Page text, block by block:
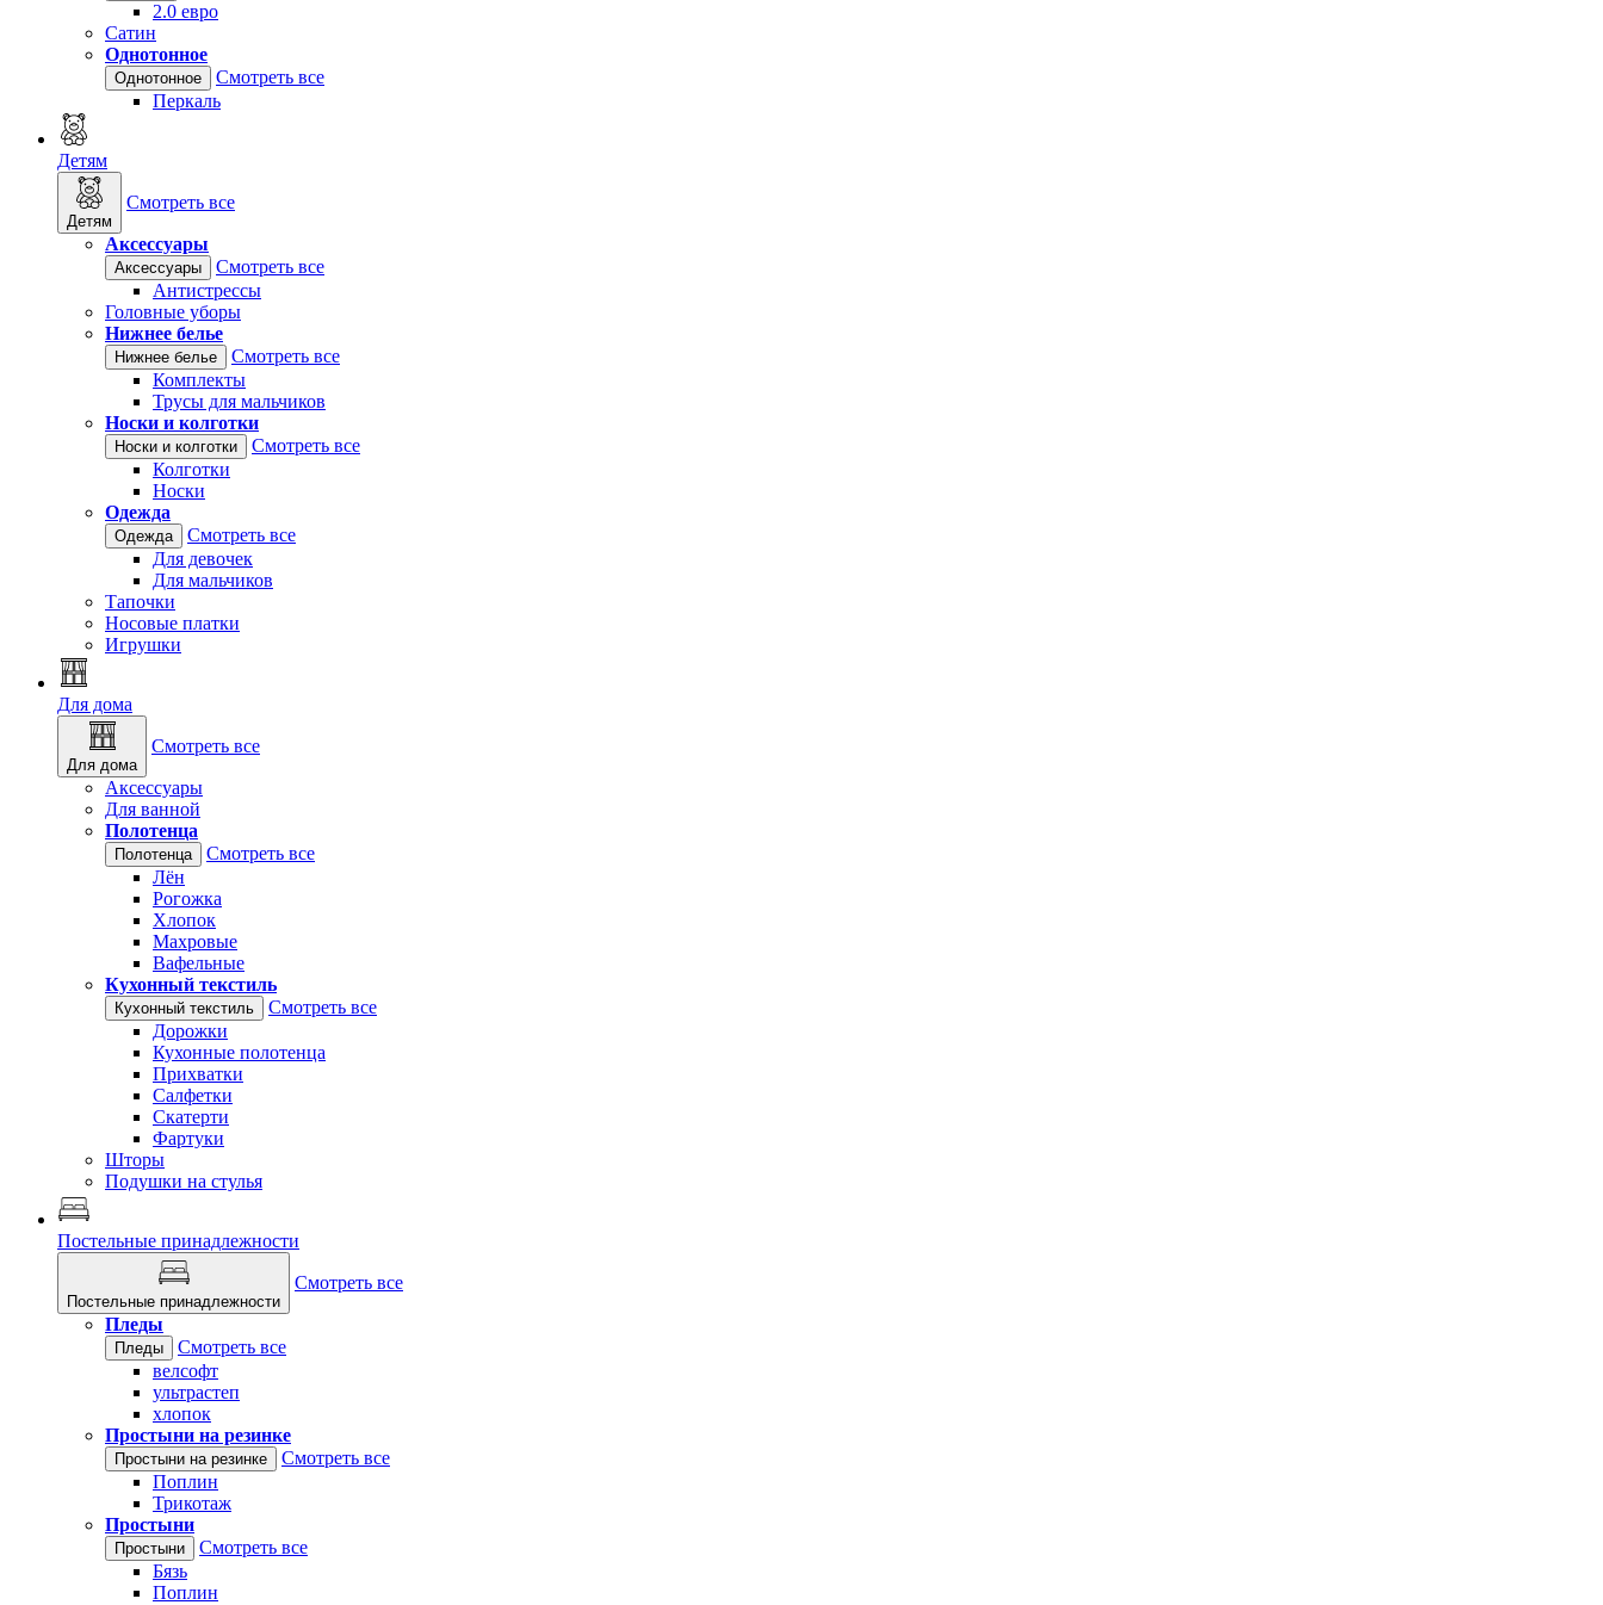
2.0 евро
Сатин
Однотонное
Однотонное
Смотреть все
Перкаль
Детям
Детям
Смотреть все
Аксессуары
Аксессуары
Смотреть все
Антистрессы
Головные уборы
Нижнее белье
Нижнее белье
Смотреть все
Комплекты
Трусы для мальчиков
Носки и колготки
Носки и колготки
Смотреть все
Колготки
Носки
Одежда
Одежда
Смотреть все
Для девочек
Для мальчиков
Тапочки
Носовые платки
Игрушки
Для дома
Для дома
Смотреть все
Аксессуары
Для ванной
Полотенца
Полотенца
Смотреть все
Лён
Рогожка
Хлопок
Махровые
Вафельные
Кухонный текстиль
Кухонный текстиль
Смотреть все
Дорожки
Кухонные полотенца
Прихватки
Салфетки
Скатерти
Фартуки
Шторы
Подушки на стулья
Постельные принадлежности
Постельные принадлежности
Смотреть все
Пледы
Пледы
Смотреть все
велсофт
ультрастеп
хлопок
Простыни на резинке
Простыни на резинке
Смотреть все
Поплин
Трикотаж
Простыни
Простыни
Смотреть все
Бязь
Поплин